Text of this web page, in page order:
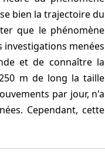
bien la trajectoire du
que le phénomène
investigations menées
et de connaître la
m de long la taille
par jour, n'a
Cependant, cette